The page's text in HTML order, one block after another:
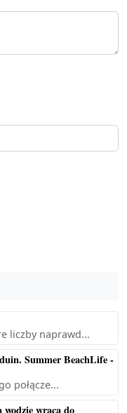
liczby naprawd...
Summer BeachLife -
połącze...